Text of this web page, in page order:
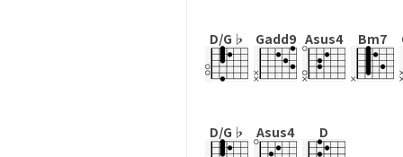
D/G♭ Gadd9 Asus4 Bm7
D/G♭ Asus4 D